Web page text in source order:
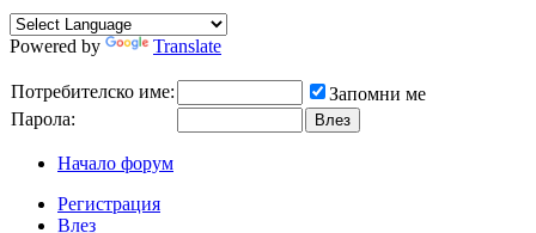
Powered by Translate
Потребителско име:
Запомни ме
Парола:
Начало форум
Регистрация
Влез
» management courses
london
24-July 04:26 от
cikyaalmera